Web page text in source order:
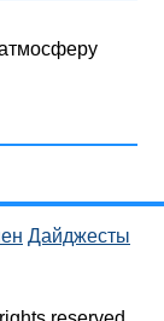
Дайджесты